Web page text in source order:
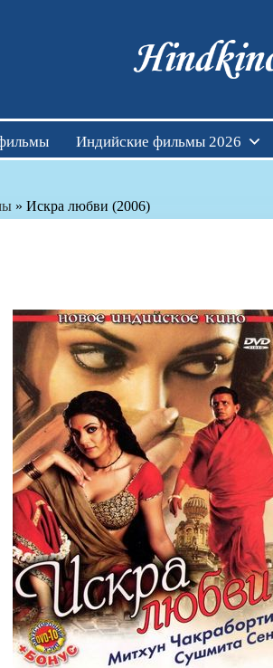
Индийские фильмы 2026
» Искра любви (2006)